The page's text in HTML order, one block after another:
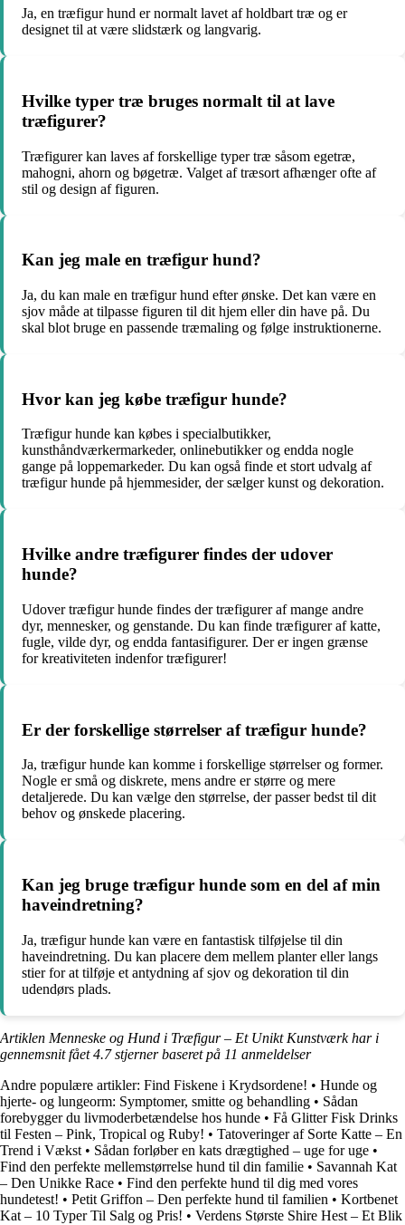
Ja, en træfigur hund er normalt lavet af holdbart træ og er
designet til at være slidstærk og langvarig.
Hvilke typer træ bruges normalt til at lave
træfigurer?
Træfigurer kan laves af forskellige typer træ såsom egetræ,
mahogni, ahorn og bøgetræ. Valget af træsort afhænger ofte af
stil og design af figuren.
Kan jeg male en træfigur hund?
Ja, du kan male en træfigur hund efter ønske. Det kan være en
sjov måde at tilpasse figuren til dit hjem eller din have på. Du
skal blot bruge en passende træmaling og følge instruktionerne.
Hvor kan jeg købe træfigur hunde?
Træfigur hunde kan købes i specialbutikker,
kunsthåndværkermarkeder, onlinebutikker og endda nogle
gange på loppemarkeder. Du kan også finde et stort udvalg af
træfigur hunde på hjemmesider, der sælger kunst og dekoration.
Hvilke andre træfigurer findes der udover
hunde?
Udover træfigur hunde findes der træfigurer af mange andre
dyr, mennesker, og genstande. Du kan finde træfigurer af katte,
fugle, vilde dyr, og endda fantasifigurer. Der er ingen grænse
for kreativiteten indenfor træfigurer!
Er der forskellige størrelser af træfigur hunde?
Ja, træfigur hunde kan komme i forskellige størrelser og former.
Nogle er små og diskrete, mens andre er større og mere
detaljerede. Du kan vælge den størrelse, der passer bedst til dit
behov og ønskede placering.
Kan jeg bruge træfigur hunde som en del af min
haveindretning?
Ja, træfigur hunde kan være en fantastisk tilføjelse til din
haveindretning. Du kan placere dem mellem planter eller langs
stier for at tilføje et antydning af sjov og dekoration til din
udendørs plads.
Artiklen Menneske og Hund i Træfigur – Et Unikt Kunstværk har i
gennemsnit fået4.7stjerner baseret på 11 anmeldelser
Andre populære artikler: Find Fiskene i Krydsordene! • Hunde og
hjerte- og lungeorm: Symptomer, smitte og behandling • Sådan
forebygger du livmoderbetændelse hos hunde • Få Glitter Fisk Drinks
til Festen – Pink, Tropical og Ruby! • Tatoveringer af Sorte Katte – En
Trend i Vækst • Sådan forløber en kats drægtighed – uge for uge •
Find den perfekte mellemstørrelse hund til din familie • Savannah Kat
– Den Unikke Race • Find den perfekte hund til dig med vores
hundetest! • Petit Griffon – Den perfekte hund til familien • Kortbenet
Kat – 10 Typer Til Salg og Pris! • Verdens Største Shire Hest – Et Blik